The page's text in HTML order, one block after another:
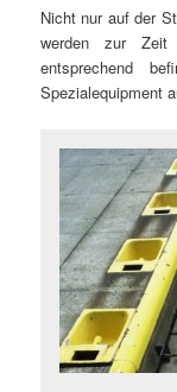
Nicht nur auf der
werden zur Zeit
entsprechend
Spezialequipment